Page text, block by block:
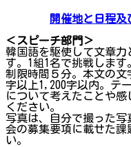
開催地と日程
＜スピーチ部門＞
韓国語を駆使して文章
す。1組1名で挑戦します
制限時間５分。本文の
字以上1,200字以内。テ
について考えたことや
ください。
写真は、自分で撮った
会の募集要項に載せた
い。